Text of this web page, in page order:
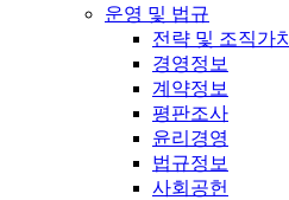
운영 및 법규
전략 및 조직가치
경영정보
계약정보
평판조사
윤리경영
법규정보
사회공헌